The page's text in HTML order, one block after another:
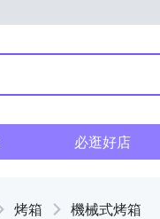
必逛好店
烤箱 機械式烤箱